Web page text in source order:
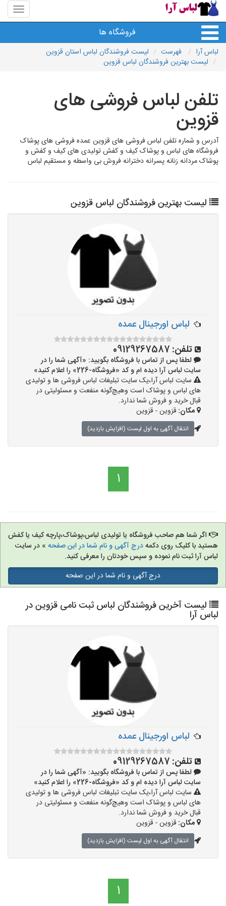
منوی
سایت
آرا
فروشگاه ها
لباس آرا فهرست
لیست فروشندگان لباس استان قزوین
لیست بهترین فروشندگان لباس قزوین
تلفن لباس فروشی های
قزوین
آدرس و شماره تلفن لباس فروشی های قزوین عمده فروشی های پوشاک
فروشگاه های لباس و پوشاک کیف و کفش تولیدی های کیف و کفش و
پوشاک مردانه زنانه پسرانه دخترانه فروش بی واسطه و مستقیم لباس
لیست بهترین فروشندگان لباس قزوین
لباس اورجینال عمده
تلفن: 09129267587
لطفا پس از تماس با فروشگاه بگویید: «آگهی شما را در
سایت لباس آرا دیده ام و کد «فروشگاه-226» را اعلام کنید»
سایت لباس آرا،یک سایت تبلیغات لباس فروشی ها و تولیدی
های لباس و پوشاک است وهیچ‌گونه منفعت و مسئولیتی در
قبال خرید و فروش شما ندارد.
مکان: قزوین - قزوین
انتقال آگهی به اول لیست (افزایش بازدید)
1
اگر شما هم صاحب فروشگاه یا تولیدی لباس،پوشاک،پارچه کیف یا کفش
هستید با کلیک روی دکمهدرج آگهی و نام شما در این صفحه » در سایت
لباس آرا ثبت نام نموده و سپس خودتان را معرفی کنید.
درج آگهی و نام شما در این صفحه
لیست آخرین فروشندگان لباس ثبت نامی قزوین در
لباس آرا
لباس اورجینال عمده
تلفن: 09129267587
لطفا پس از تماس با فروشگاه بگویید: «آگهی شما را در
سایت لباس آرا دیده ام و کد «فروشگاه-226» را اعلام کنید»
سایت لباس آرا،یک سایت تبلیغات لباس فروشی ها و تولیدی
های لباس و پوشاک است وهیچ‌گونه منفعت و مسئولیتی در
قبال خرید و فروش شما ندارد.
مکان: قزوین - قزوین
انتقال آگهی به اول لیست (افزایش بازدید)
1